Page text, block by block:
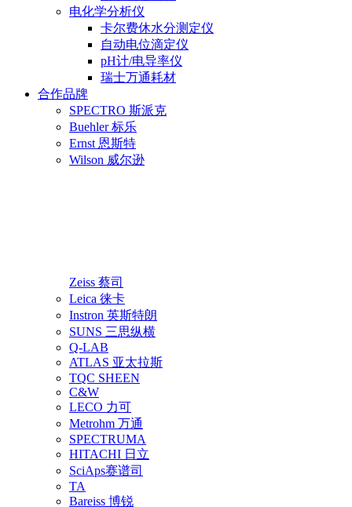
电化学分析仪
卡尔费休水分测定仪
自动电位滴定仪
pH计/电导率仪
瑞士万通耗材
合作品牌
SPECTRO 斯派克
Buehler 标乐
Ernst 恩斯特
Wilson 威尔逊
Zeiss 蔡司
Leica 徕卡
Instron 英斯特朗
SUNS 三思纵横
Q-LAB
ATLAS 亚太拉斯
TQC SHEEN
C&W
LECO 力可
Metrohm 万通
SPECTRUMA
HITACHI 日立
SciAps赛谱司
TA
Bareiss 博锐